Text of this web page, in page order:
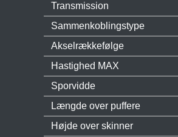
Transmission
Sammenkoblingstype
Akselrækkefølge
Hastighed MAX
Sporvidde
Længde over puffere
Højde over skinner